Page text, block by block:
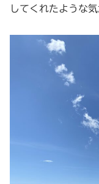
してくれたような気